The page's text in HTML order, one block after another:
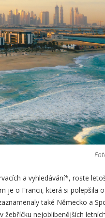
a vyhledávání*, roste
je o Francii, která si polepšila
také Německo a
žebříčku nejoblíbenějších